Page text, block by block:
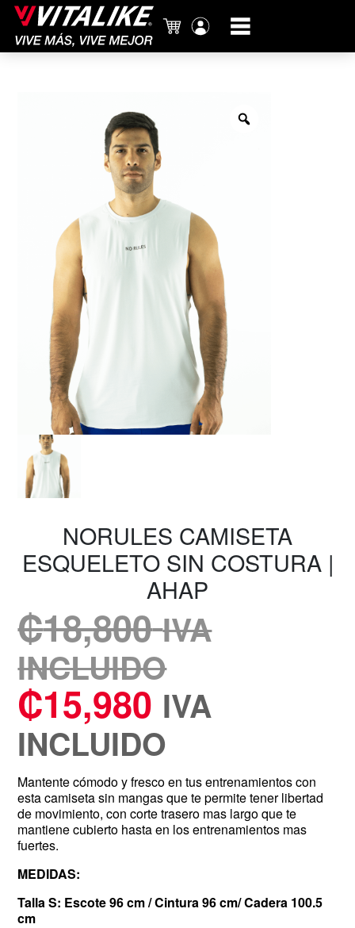
Carrito
cuenta
NORULES CAMISETA
ESQUELETO SIN COSTURA |
AHAP
₡18,800 IVA
INCLUIDO
₡15,980 IVA
INCLUIDO
Mantente cómodo y fresco en tus entrenamientos con
esta camiseta sin mangas que te permite tener libertad
de movimiento, con corte trasero mas largo que te
mantiene cubierto hasta en los entrenamientos mas
fuertes.
MEDIDAS:
Talla S: Escote 96 cm / Cintura 96 cm/ Cadera 100.5
cm